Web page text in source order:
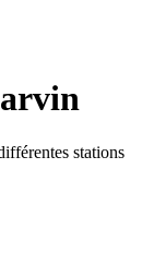
stations